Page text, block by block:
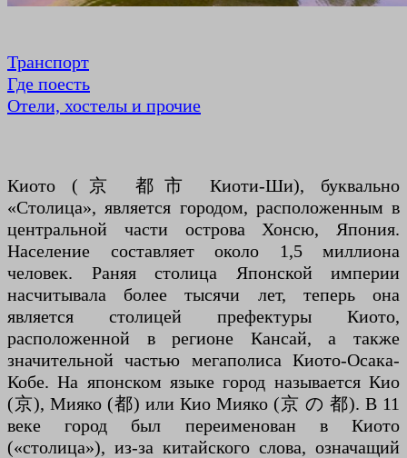
Транспорт
Где поесть
Отели, хостелы и прочие
Киото (京 都市 Киоти-Ши), буквально
«Столица», является городом, расположенным в
центральной части острова Хонсю, Япония.
Население составляет около 1,5 миллиона
человек. Раняя столица Японской империи
насчитывала более тысячи лет, теперь она
является столицей префектуры Киото,
расположенной в регионе Кансай, а также
значительной частью мегаполиса Киото-Осака-
Кобе. На японском языке город называется Кио
(京), Мияко (都) или Кио Мияко (京 の 都). В 11
веке город был переименован в Киото
(«столица»), из-за китайского слова, означащий